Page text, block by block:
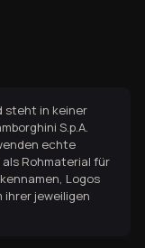
steht in keiner
S.p.A.
echte
Rohmaterial für
Logos
ihrer jeweiligen